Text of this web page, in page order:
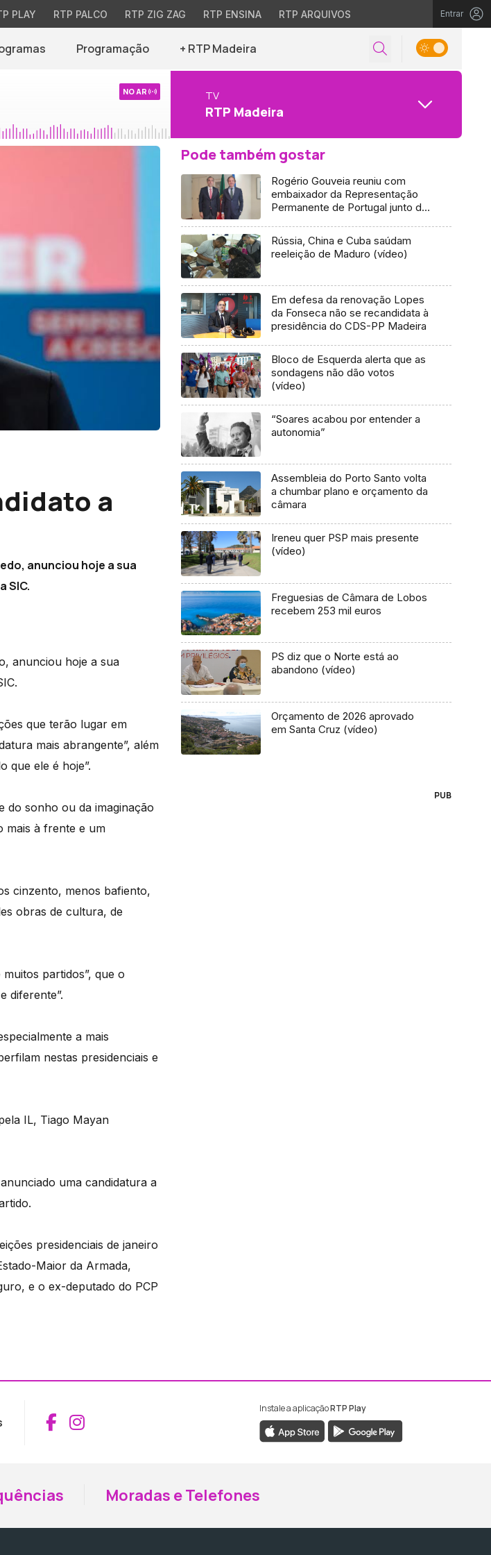
PLAY RTP PALCO RTP ZIG ZAG RTP ENSINA RTP ARQUIVOS Entrar
Programação + RTP Madeira
NO AR TV
RTP Madeira
a
anunciou hoje a sua
SIC.
anunciou hoje a sua
que terão lugar em
mais abrangente”, além
que ele é hoje”.
do sonho ou da imaginação
mais à frente e um
cinzento, menos bafiento,
obras de cultura, de
partidos”, que o
diferente”.
a mais
nestas presidenciais e
IL, Tiago Mayan
uma candidatura a
presidenciais de janeiro
Maior da Armada,
e o ex-deputado do PCP
Pode também gostar
Rogério Gouveia reuniu com
embaixador da Representação
Permanente de Portugal junto da
Rússia, China e Cuba saúdam
reeleição de Maduro (vídeo)
Em defesa da renovação Lopes
da Fonseca não se recandidata à
presidência do CDS-PP Madeira
Bloco de Esquerda alerta que as
sondagens não dão votos
(vídeo)
“Soares acabou por entender a
autonomia”
Assembleia do Porto Santo volta
a chumbar plano e orçamento da
câmara
Ireneu quer PSP mais presente
(vídeo)
Freguesias de Câmara de Lobos
recebem 253 mil euros
PS diz que o Norte está ao
abandono (vídeo)
Orçamento de 2026 aprovado
em Santa Cruz (vídeo)
PUB
Aceder ao Facebook da RTP Madeira
Aceder ao Instagram da RTP Madeira
Instale a aplicaçãoRTP Play
Moradas e Telefones